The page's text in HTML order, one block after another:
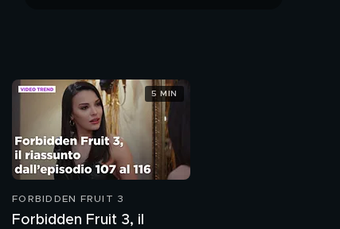
FORBIDDEN FRUIT 3
Forbidden Fruit 3, il
5 MIN